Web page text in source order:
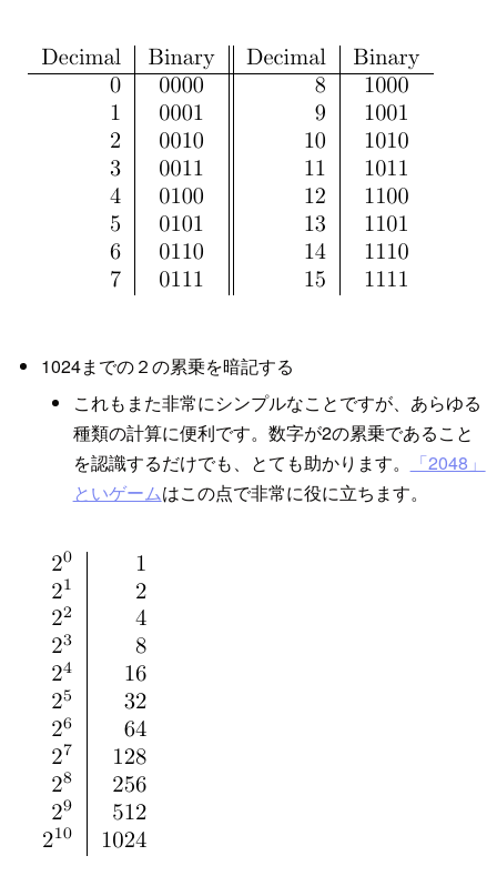
1024までの２の累乗を暗記する
これもまた非常にシンプルなことですが、あらゆる
種類の計算に便利です。数字が2の累乗であること
を認識するだけでも、とても助かります。
「2048」
といゲームはこの点で非常に役に立ちます。